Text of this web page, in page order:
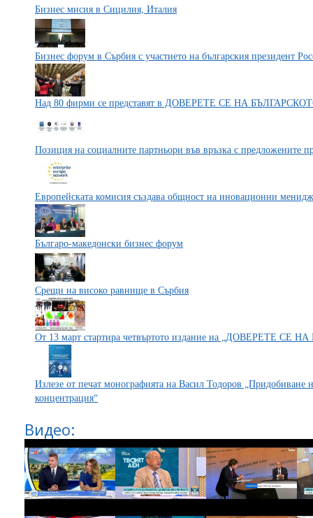
Бизнес мисия в Сицилия, Италия
Бизнес форум в Сърбия с участието на българския президент
Над 80 фирми се представят в ДОВЕРЕТЕ СЕ НА
Позиция на социалните партньори във връзка с предложените
Европейската комисия създава общност на иновационни
Българо-македонски бизнес форум
Срещи на високо равнище в Сърбия
От 13 март стартира четвъртото издание на „ДОВЕРЕТЕ СЕ
Излезе от печат монографията на Васил Тодоров „Придобиване
концентрация“
Видео: